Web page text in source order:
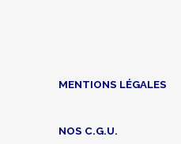
MENTIONS LÉGALES
NOS C.G.U.